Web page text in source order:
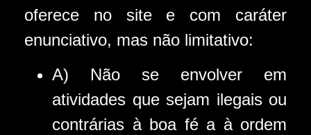
oferece no site e com caráter
enunciativo, mas não limitativo:
A) Não se envolver em
atividades que sejam ilegais ou
contrárias à boa fé a à ordem